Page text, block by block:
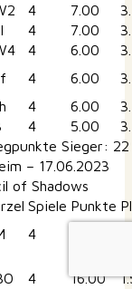
4 7.00
4 7.00
4 6.00
4 6.00
4 6.00
4 5.00
Sieger:
– 17.06.2023
of Shadows
Spiele Punkte
4
4 16.00